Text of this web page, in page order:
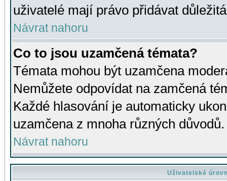
uživatelé mají právo přidávat
Návrat nahoru
Co to jsou uzamčená témata?
Témata mohou být uzamčena
Nemůžete odpovídat na zamčená
Každé hlasování je automaticky
uzamčena z mnoha různých důvodů.
Návrat nahoru
Uživatelské